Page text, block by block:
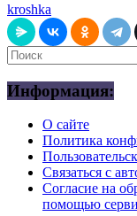
kroshka
Информация:
О сайте
Политика
Связаться с
Согласие на
помощью